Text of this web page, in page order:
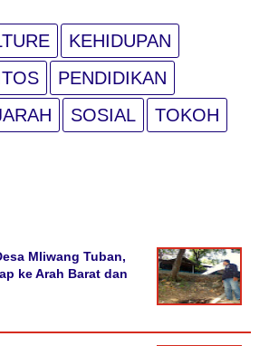
KEHIDUPAN
PENDIDIKAN
SOSIAL
TOKOH
Mliwang Tuban,
ke Arah Barat dan